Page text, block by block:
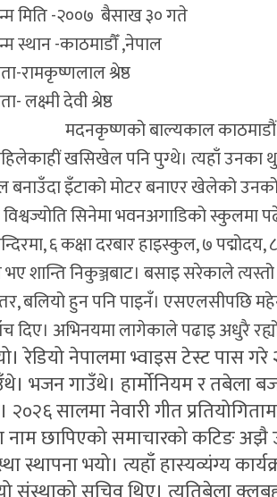
मिति -२००७ बैसाख ३० गते
स्थान -काठमाडौँ ,नेपाल
रामकृष्णलाल श्रेष्ठ
लक्ष्मी देवी श्रेष्ठ
मदनकृष्णको बाल्यकाल काठमाडौं
खसिखेल पनि पुग्थे। त्यहाँ उनका
बनाउँदा इँटाको मोटर बनाएर खेलेको
सिनेमा भवनअगाडिको स्कुलमा
६ कक्षा दरबार हाइस्कुल, ७ पद्मोदय, ८
भए शान्ति निकुञ्जबाट। बसाइ सरेकाले
बलियो हुन पनि पाइनँ। एसएलसीपछि
अभिनयमा लागेकाले पढाइ अधुरै
रेडियो नेपालमा भ्वाइस टेस्ट पास
भजन गाउँथे। हार्मोनियम र तबेला
२०२६ सालमा नेवारी गीत
नाम छापिएको समाचारको कटिङ
भयो। त्यहाँ हास्यव्यंग्य